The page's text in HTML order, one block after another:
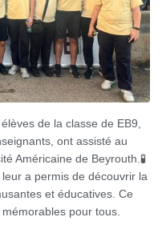
de la classe de EB9,
ont assisté au
Américaine de Beyrouth.🧪
a permis de découvrir la
et éducatives. Ce
pour tous.